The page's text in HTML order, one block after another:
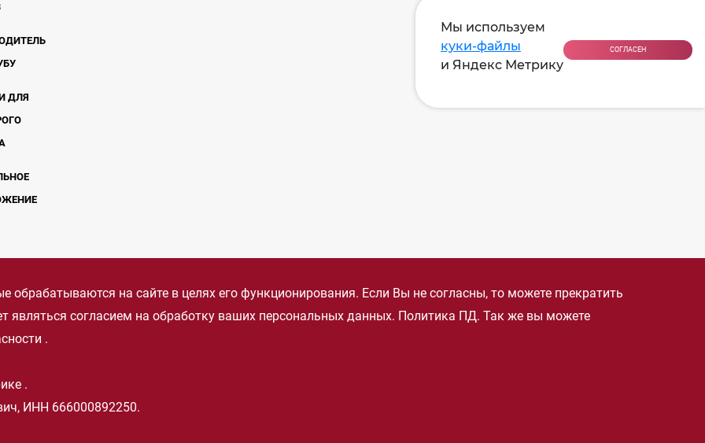
Мы используем
куки-файлы
и Яндекс Метрику
СОГЛАСЕН
ДЛЯ
обрабатываются на сайте в целях его функционирования. Если Вы не согласны, то можете прекратить
являться согласием на обработку ваших персональных данных. Политика ПД. Так же вы можете
.
.
ИНН 666000892250.